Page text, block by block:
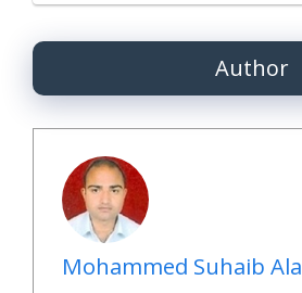
Author
Mohammed Suhaib